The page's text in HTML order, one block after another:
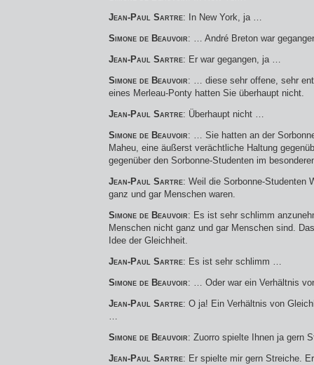
Jean-Paul Sartre: In New York, ja …
Simone de Beauvoir: … André Breton war
Jean-Paul Sartre: Er war gegangen, ja …
Simone de Beauvoir: … diese sehr offene, sehr
eines Merleau-Ponty hatten Sie überhaupt nicht.
Jean-Paul Sartre: Überhaupt nicht …
Simone de Beauvoir: … Sie hatten an der
Maheu, eine äußerst verächtliche Haltung
gegenüber den Sorbonne-Studenten im
Jean-Paul Sartre: Weil die Sorbonne-Studenten
ganz und gar Menschen waren.
Simone de Beauvoir: Es ist sehr schlimm
Menschen nicht ganz und gar Menschen sind.
Idee der Gleichheit.
Jean-Paul Sartre: Es ist sehr schlimm …
Simone de Beauvoir: … Oder war ein Verhältnis
Jean-Paul Sartre: O ja! Ein Verhältnis von
…
Simone de Beauvoir: Zuorro spielte Ihnen ja gern
Jean-Paul Sartre: Er spielte mir gern Streiche.